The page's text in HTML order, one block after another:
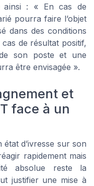
ainsi : « En cas de
pourra faire l’objet
dans des conditions
de résultat positif,
son poste et une
être envisagée ».
et
face à un
état d’ivresse sur son
rapidement mais
absolue reste la
justifier une mise à